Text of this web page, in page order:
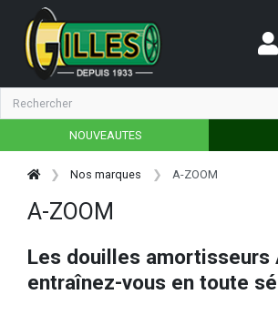
NOUVEAUTES
Nos marques A-ZOOM
A-ZOOM
Les douilles amortisseurs
entraînez-vous en toute